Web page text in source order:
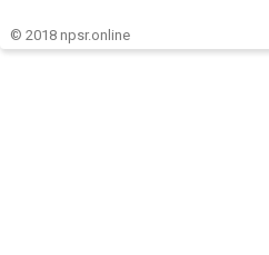
© 2018 npsr.online